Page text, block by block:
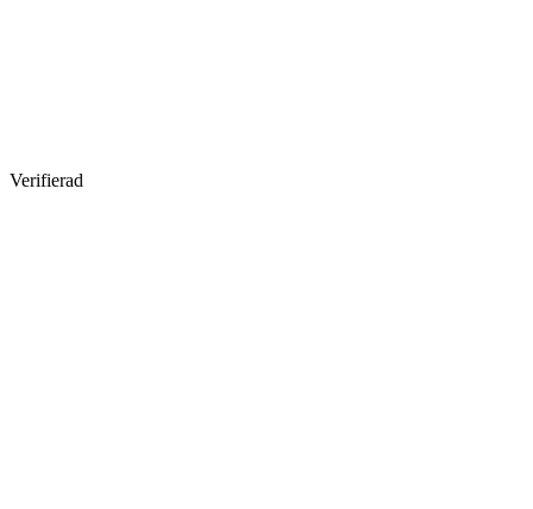
Verifierad